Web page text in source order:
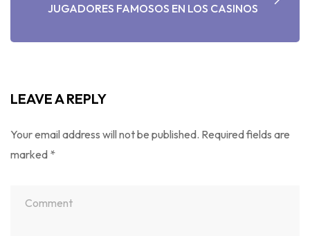
JUGADORES FAMOSOS EN LOS CASINOS
LEAVE A REPLY
Your email address will not be published. Required fields are
marked *